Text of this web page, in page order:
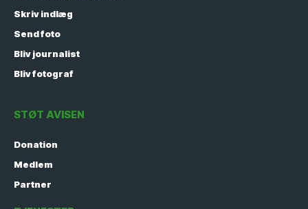
Skriv indlæg
Send foto
Bliv journalist
Bliv fotograf
STØT AVISEN
Donation
Medlem
Partner